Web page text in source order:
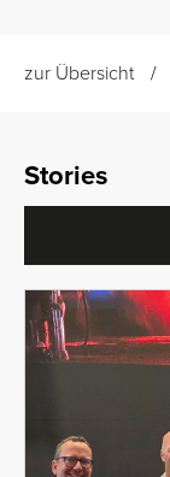
zur Übersicht
Stories